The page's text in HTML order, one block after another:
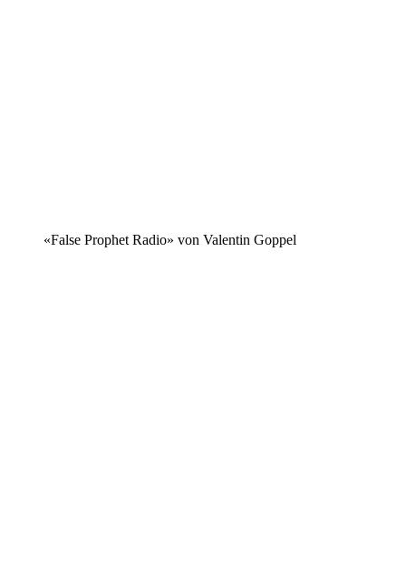
«False Prophet Radio» von Valentin Goppel